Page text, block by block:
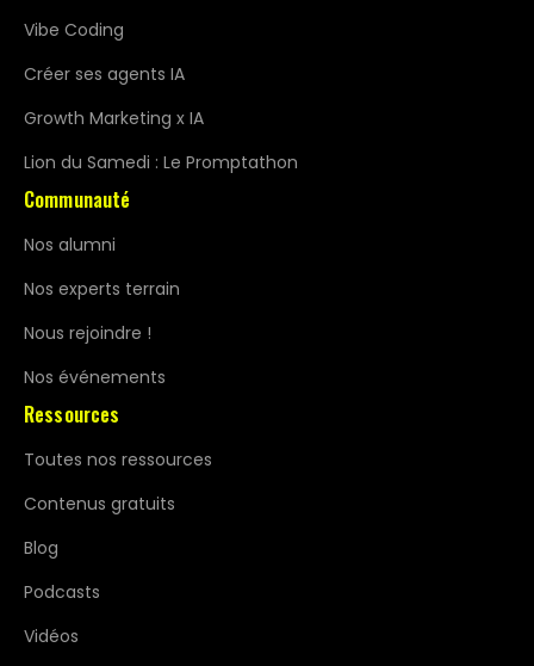
Vibe Coding
Créer ses agents IA
Growth Marketing x IA
Lion du Samedi : Le Promptathon
Communauté
Nos alumni
Nos experts terrain
Nous rejoindre !
Nos événements
Ressources
Toutes nos ressources
Contenus gratuits
Blog
Podcasts
Vidéos